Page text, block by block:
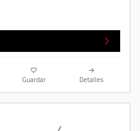
Guardar Detalles